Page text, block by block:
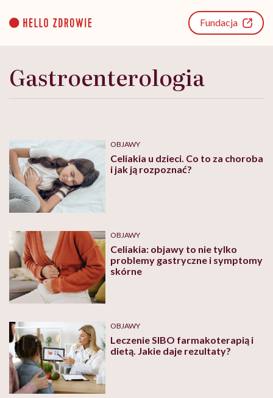
content
Fundacja
Gastroenterologia
OBJAWY
Celiakia u dzieci. Co to za choroba
i jak ją rozpoznać?
OBJAWY
Celiakia: objawy to nie tylko
problemy gastryczne i symptomy
skórne
OBJAWY
Leczenie SIBO farmakoterapią i
dietą. Jakie daje rezultaty?